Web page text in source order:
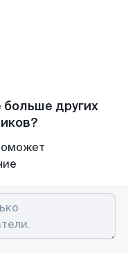
больше других